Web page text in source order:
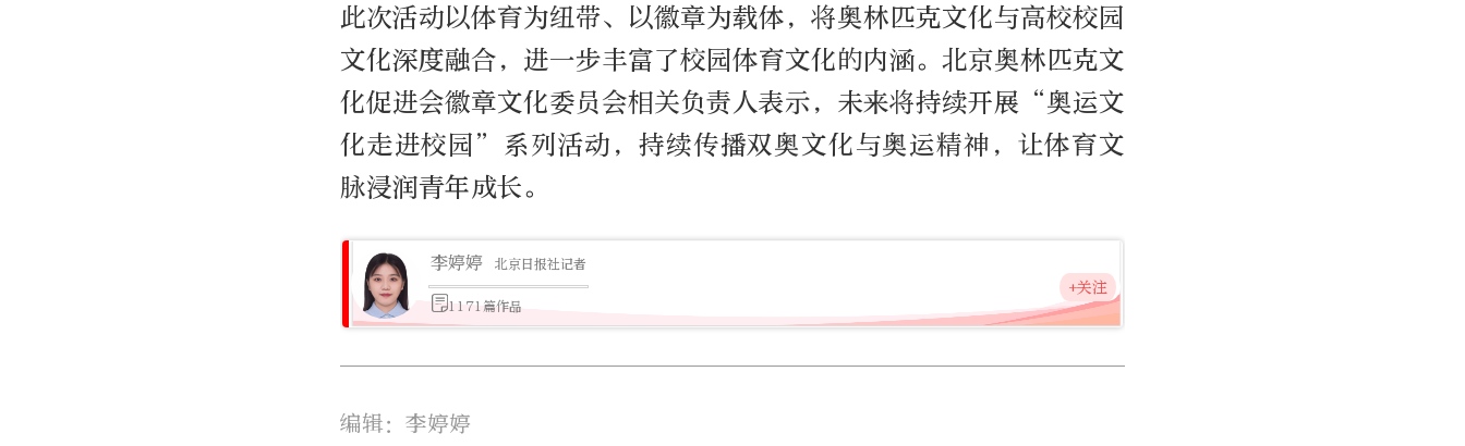
此次活动以体育为纽带、以徽章为载体，将奥林匹克文化与高校校园
文化深度融合，进一步丰富了校园体育文化的内涵。北京奥林匹克文
化促进会徽章文化委员会相关负责人表示，未来将持续开展“奥运文
化走进校园”系列活动，持续传播双奥文化与奥运精神，让体育文
脉浸润青年成长。
李婷婷 北京日报社记者
1171篇作品
+关注
编辑：李婷婷